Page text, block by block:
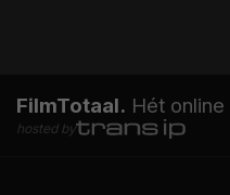
FilmTotaal. Hét
hosted by